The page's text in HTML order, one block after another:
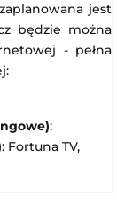
jest
będzie można
- pełna
:
: Fortuna TV,